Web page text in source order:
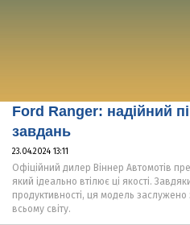
Ford Ranger: надійний
завдань
23.04.2024 13:11
Офіційний дилер Віннер Автомотів
який ідеально втілює ці якості.
продуктивності, ця модель
всьому світу.